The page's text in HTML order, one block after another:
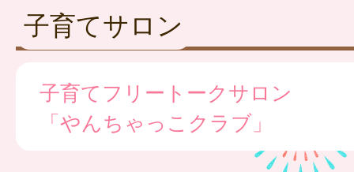
子育てサロン
子育てフリートークサロン
「やんちゃっこクラブ」